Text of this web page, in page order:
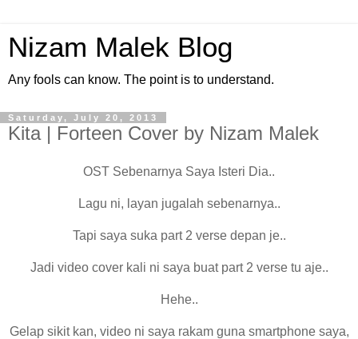
Nizam Malek Blog
Any fools can know. The point is to understand.
Saturday, July 20, 2013
Kita | Forteen Cover by Nizam Malek
OST Sebenarnya Saya Isteri Dia..
Lagu ni, layan jugalah sebenarnya..
Tapi saya suka part 2 verse depan je..
Jadi video cover kali ni saya buat part 2 verse tu aje..
Hehe..
Gelap sikit kan, video ni saya rakam guna smartphone saya,